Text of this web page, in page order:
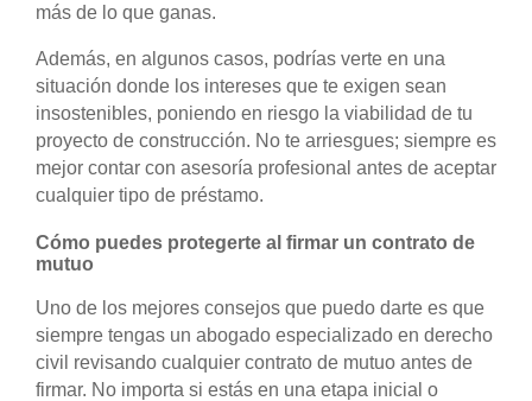
más de lo que ganas.
Además, en algunos casos, podrías verte en una
situación donde los intereses que te exigen sean
insostenibles, poniendo en riesgo la viabilidad de tu
proyecto de construcción. No te arriesgues; siempre es
mejor contar con asesoría profesional antes de aceptar
cualquier tipo de préstamo.
Cómo puedes protegerte al firmar un contrato de
mutuo
Uno de los mejores consejos que puedo darte es que
siempre tengas un abogado especializado en derecho
civil revisando cualquier contrato de mutuo antes de
firmar. No importa si estás en una etapa inicial o